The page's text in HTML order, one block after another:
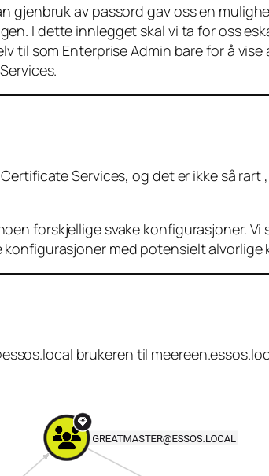
gjenbruk av passord gav oss en
I dette innlegget skal vi ta for oss
til som Enterprise Admin bare for å
Services, og det er ikke så
forskjellige svake konfigurasjoner.
med potensielt alvorlige
brukeren til